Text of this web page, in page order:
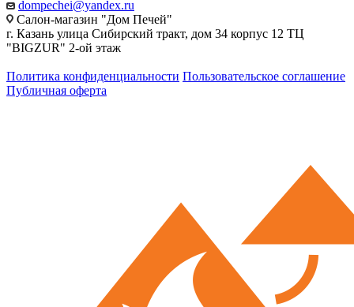
dompechei@yandex.ru
Салон-магазин "Дом Печей"
г. Казань улица Сибирский тракт, дом 34 корпус 12 ТЦ
"BIGZUR" 2-ой этаж
Политика конфиденциальности Пользовательское соглашение
Публичная оферта